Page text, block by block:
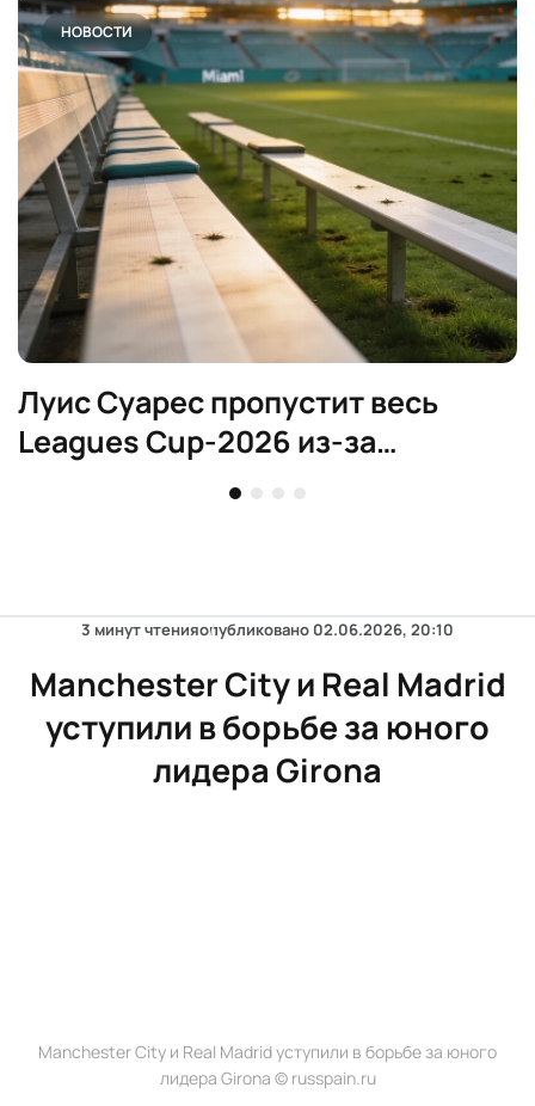
НОВОСТИ
Луис Суарес пропустит весь
Leagues Cup-2026 из-за
дисквалификации
3 минут чтенияопубликовано 02.06.2026, 20:10
Manchester City и Real Madrid
уступили в борьбе за юного
лидера Girona
Manchester City и Real Madrid уступили в борьбе за юного
лидера Girona © russpain.ru